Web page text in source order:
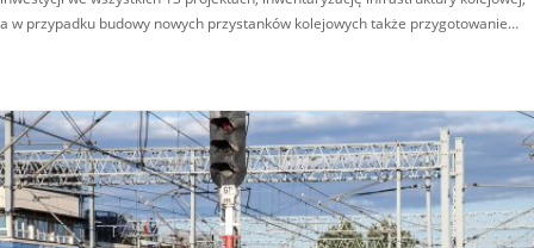
a w przypadku budowy nowych przystanków kolejowych także przygotowanie…